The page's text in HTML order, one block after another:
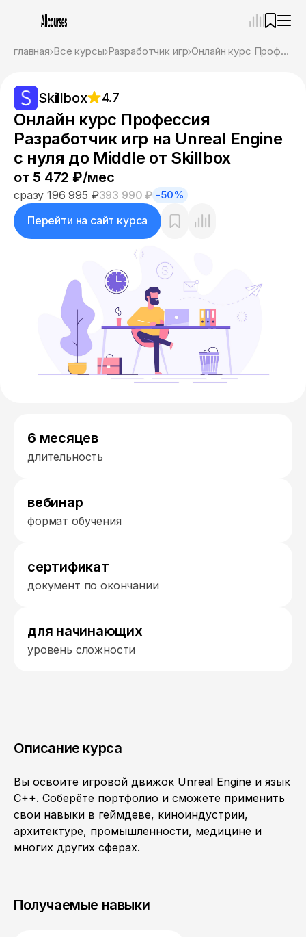
главная Все курсы Разработчик игр Онлайн курс Профессия Разработчик игр на Unreal Engine с нуля до Middle от Skillbox
Skillbox 4.7
Онлайн курс Профессия
Разработчик игр на Unreal Engine
с нуля до Middle от Skillbox
от 5 472 ₽/мес
сразу 196 995 ₽393 990 ₽ -50%
Перейти на сайт курса
6 месяцев
длительность
вебинар
формат обучения
сертификат
документ по окончании
для начинающих
уровень сложности
Описание курса
Вы освоите игровой движок Unreal Engine и язык
C++. Соберёте портфолио и сможете применить
свои навыки в геймдеве, киноиндустрии,
архитектуре, промышленности, медицине и
многих других сферах.
Получаемые навыки
Ассистент
Привет! Я Ваш карьерный навигатор. Подберу
курсы, которые соответствует именно вашим
целям.
Пожалуйста, ответьте на несколько вопросов,
чтобы начать.
Приступим?